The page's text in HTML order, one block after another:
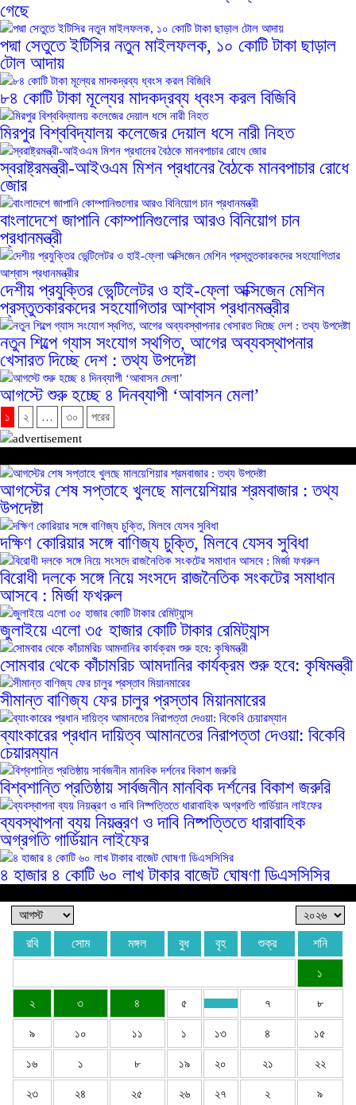
গেছে
পদ্মা সেতুতে ইটিসির নতুন মাইলফলক, ১০ কোটি টাকা ছাড়াল
টোল আদায়
৮৪ কোটি টাকা মূল্যের মাদকদ্রব্য ধ্বংস করল বিজিবি
মিরপুর বিশ্ববিদ্যালয় কলেজের দেয়াল ধসে নারী নিহত
স্বরাষ্ট্রমন্ত্রী-আইওএম মিশন প্রধানের বৈঠকে মানবপাচার রোধে
জোর
বাংলাদেশে জাপানি কোম্পানিগুলোর আরও বিনিয়োগ চান
প্রধানমন্ত্রী
দেশীয় প্রযুক্তির ভেন্টিলেটর ও হাই-ফ্লো অক্সিজেন মেশিন
প্রস্তুতকারকদের সহযোগিতার আশ্বাস প্রধানমন্ত্রীর
নতুন শিল্পে গ্যাস সংযোগ স্থগিত, আগের অব্যবস্থাপনার
খেসারত দিচ্ছে দেশ : তথ্য উপদেষ্টা
আগস্টে শুরু হচ্ছে ৪ দিনব্যাপী ‘আবাসন মেলা’
১ ২ … ৩০ পরের
আগস্টের শেষ সপ্তাহে খুলছে মালয়েশিয়ার শ্রমবাজার : তথ্য
উপদেষ্টা
দক্ষিণ কোরিয়ার সঙ্গে বাণিজ্য চুক্তি, মিলবে যেসব সুবিধা
বিরোধী দলকে সঙ্গে নিয়ে সংসদে রাজনৈতিক সংকটের সমাধান
আসবে : মির্জা ফখরুল
জুলাইয়ে এলো ৩৫ হাজার কোটি টাকার রেমিট্যান্স
সোমবার থেকে কাঁচামরিচ আমদানির কার্যক্রম শুরু হবে: কৃষিমন্ত্রী
সীমান্ত বাণিজ্য ফের চালুর প্রস্তাব মিয়ানমারের
ব্যাংকারের প্রধান দায়িত্ব আমানতের নিরাপত্তা দেওয়া: বিকেবি
চেয়ারম্যান
বিশ্বশান্তি প্রতিষ্ঠায় সার্বজনীন মানবিক দর্শনের বিকাশ জরুরি
ব্যবস্থাপনা ব্যয় নিয়ন্ত্রণ ও দাবি নিষ্পত্তিতে ধারাবাহিক
অগ্রগতি গার্ডিয়ান লাইফের
৪ হাজার ৪ কোটি ৬০ লাখ টাকার বাজেট ঘোষণা ডিএসসিসির
রবি সোম মঙ্গল বুধ বৃহ শুক্র শনি
১
২ ৩ ৪ ৫ ৭ ৮
৯ ১০ ১১ ১ ১৩ ৪ ১৫
১৬ ১ ৮ ১৯ ২০ ২১ ২২
২৩ ২৪ ২৫ ২৬ ২৭ ২ ৯